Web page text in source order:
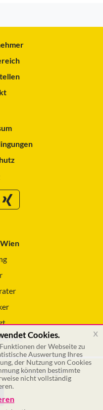
Marketing GmbH
Cookies.
der Webseite zu
Auswertung Ihres
der Nutzung von Cookies
könnten bestimmte
nicht vollständig
x